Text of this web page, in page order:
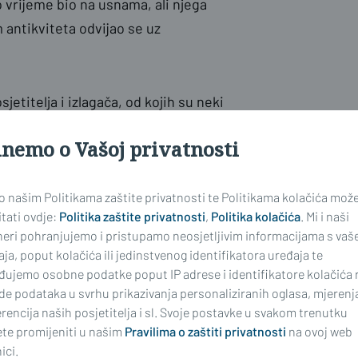
bio na usnama, ali njega
antikviteta odvijao se uz
i izlagača, od kojih su neki
najnoviji nalaz. Svježe
s konjem na poleđini. Rijetko se
biti oduševljeni ovim nalazom -
u Muzej. - Imamo Zakon o
zemljom pripada RH-a, ali
o Vašoj privatnosti
našim Politikama zaštite privatnosti te Politikama kolačića
ovdje: Politika zaštite privatnosti, Politika kolačića . Mi i naši
pohranjujemo i pristupamo neosjetljivim informacijama s
poput kolačića ili jedinstvenog identifikatora uređaja te
osobne podatke poput IP adrese i identifikatore kolačića
podataka u svrhu prikazivanja personaliziranih oglasa,
naših posjetitelja i sl. Svoje postavke u svakom trenutku
promijeniti u našim Pravilima o zaštiti privatnosti na ovoj web